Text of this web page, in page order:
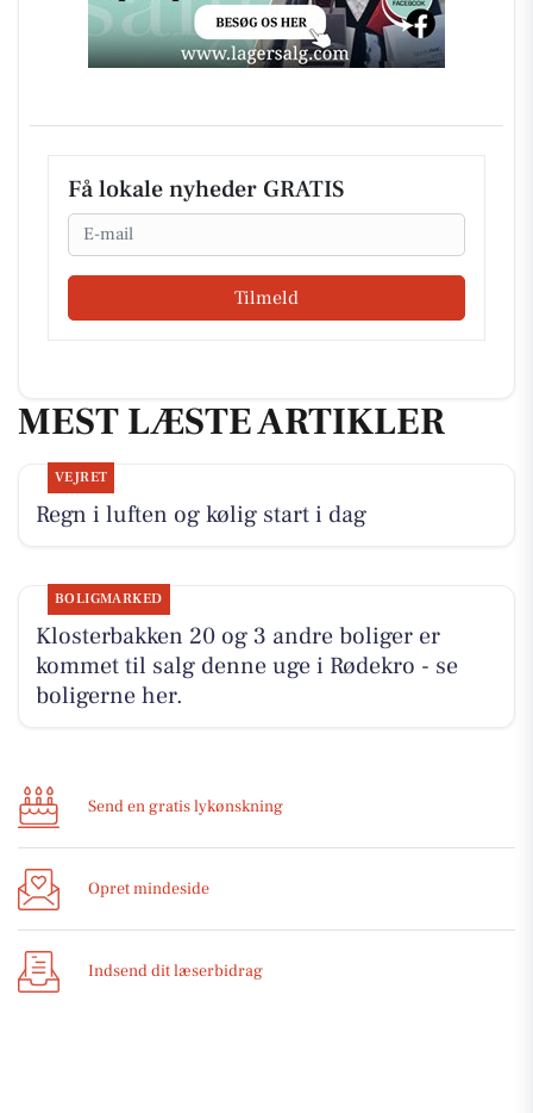
Få lokale nyheder GRATIS
Email
Tilmeld
MEST LÆSTE ARTIKLER
VEJRET
Regn i luften og kølig start i dag
BOLIGMARKED
Klosterbakken 20 og 3 andre boliger er
kommet til salg denne uge i Rødekro - se
boligerne her.
Send en gratis lykønskning
Opret mindeside
Indsend dit læserbidrag